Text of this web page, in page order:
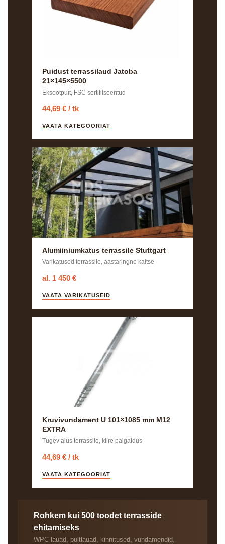
Puidust terrassilaud Jatoba
21×145×5500
Eksootpuit, FSC sertifitseeritud
44,69 € / tk
VAATA KATEGOORIAT
Alumiiniumkatus terrassile Stuttgart
Varikatused terrassile, aastaringne kaitse
al. 1 450 €
VAATA VARIKATUSEID
Kruvivundament U 101×1085 mm M12
EXTRA
Tugev alus terrassile, kiire paigaldus
44,69 € / tk
VAATA KATEGOORIAT
Rohkem kui 500 toodet terrasside
ehitamiseks
WPC lauad, puitlauad, kinnitused, vundamendid,